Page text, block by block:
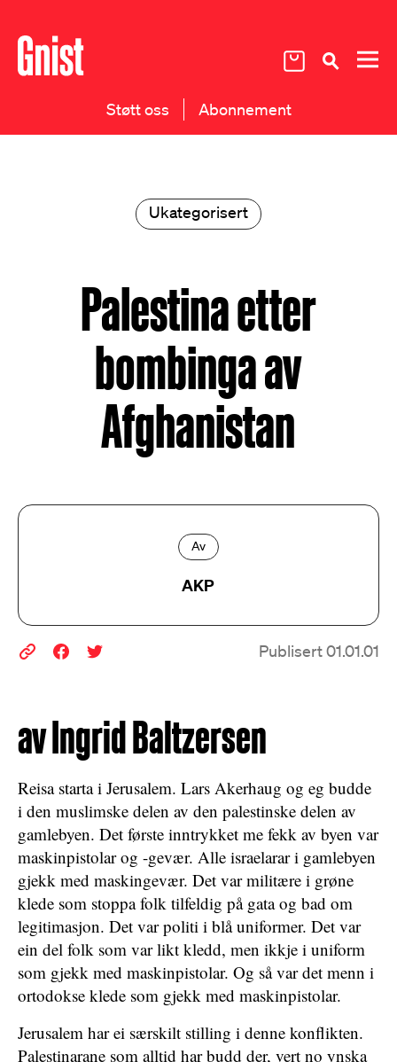
Støtt oss Abonnement
Ukategorisert
Palestina etter
bombinga av
Afghanistan
Av
AKP
Publisert 01.01.01
av Ingrid Baltzersen
Reisa starta i Jerusalem. Lars Akerhaug og eg budde
i den muslimske delen av den palestinske delen av
gamlebyen. Det første inntrykket me fekk av byen var
maskinpistolar og -gevær. Alle israelarar i gamlebyen
gjekk med maskingevær. Det var militære i grøne
klede som stoppa folk tilfeldig på gata og bad om
legitimasjon. Det var politi i blå uniformer. Det var
ein del folk som var likt kledd, men ikkje i uniform
som gjekk med maskinpistolar. Og så var det menn i
ortodokse klede som gjekk med maskinpistolar.
Jerusalem har ei særskilt stilling i denne konflikten.
Palestinarane som alltid har budd der, vert no ynska